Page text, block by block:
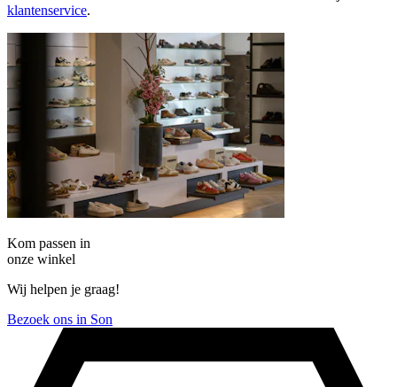
klantenservice.
Kom passen in
onze winkel
Wij helpen je graag!
Bezoek ons in Son